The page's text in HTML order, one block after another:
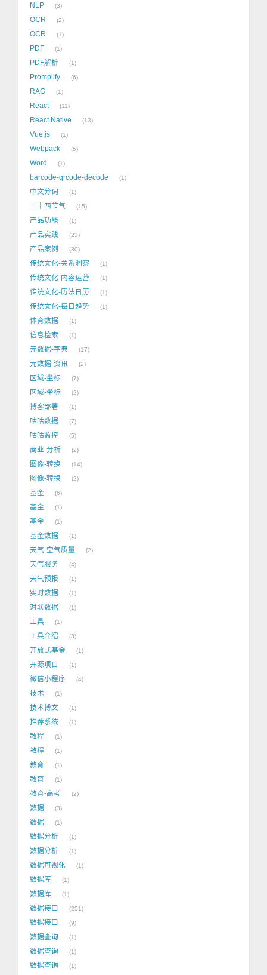
NLP 3
OCR 2
OCR 1
PDF 1
PDF解析 1
Promplify 6
RAG 1
React 11
React Native 13
Vue.js 1
Webpack 5
Word 1
barcode-qrcode-decode 1
中文分词 1
二十四节气 15
产品功能 1
产品实践 23
产品案例 30
传统文化-关系洞察 1
传统文化-内容运营 1
传统文化-历法日历 1
传统文化-每日趋势 1
体育数据 1
信息检索 1
元数据-字典 17
元数据-资讯 2
区域-坐标 7
区域-坐标 2
博客部署 1
咕咕数据 7
咕咕监控 5
商业-分析 2
图像-转换 14
图像-转换 2
基金 6
基金 1
基金 1
基金数据 1
天气-空气质量 2
天气服务 4
天气预报 1
实时数据 1
对联数据 1
工具 1
工具介绍 3
开放式基金 1
开源项目 1
微信小程序 4
技术 1
技术博文 1
推荐系统 1
教程 1
教程 1
教育 1
教育 1
教育-高考 2
数据 3
数据 1
数据分析 1
数据分析 1
数据可视化 1
数据库 1
数据库 1
数据接口 251
数据接口 9
数据查询 1
数据查询 1
数据查询 1